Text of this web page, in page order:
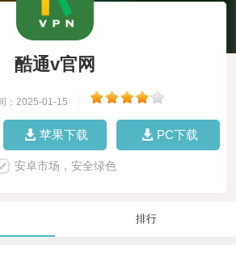
酷通v官网
：2025-01-15
苹果下载 PC下载
安卓市场，安全绿色
排行